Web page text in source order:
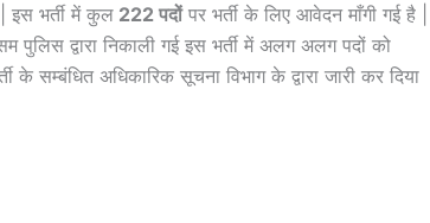
इस भर्ती में कुल 222 पदोंपर भर्ती के लिए आवेदन माँगी गई है |
द्वारा निकाली गई इस भर्ती में अलग अलग पदों को
सम्बंधित अधिकारिक सूचना विभाग के द्वारा जारी कर दिया